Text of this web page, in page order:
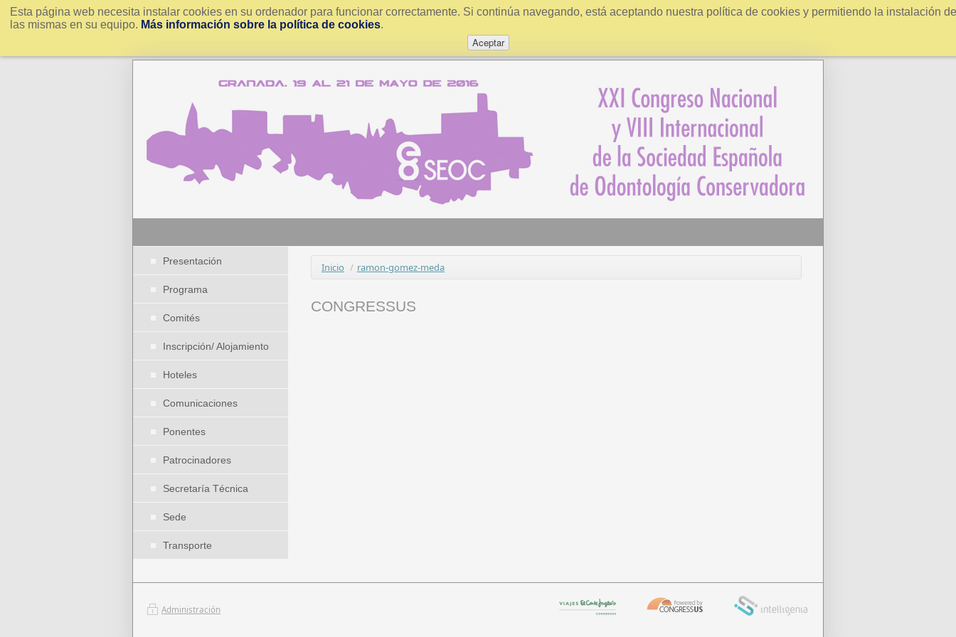
Esta página web necesita instalar cookies en su ordenador para funcionar correctamente. Si continúa navegando, está aceptando nuestra política de cookies y permitiendo la instalación de
las mismas en su equipo. Más información sobre la política de cookies.
Aceptar
Presentación
Programa
Comités
Inscripción/ Alojamiento
Hoteles
Comunicaciones
Ponentes
Patrocinadores
Secretaría Técnica
Sede
Transporte
Inicio / ramon-gomez-meda
CONGRESSUS
Administración